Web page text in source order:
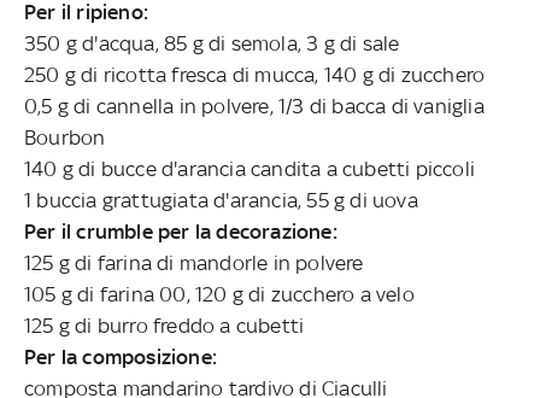
Per il ripieno:
350 g d'acqua, 85 g di semola, 3 g di sale
250 g di ricotta fresca di mucca, 140 g di zucchero
0,5 g di cannella in polvere, 1/3 di bacca di vaniglia
Bourbon
140 g di bucce d'arancia candita a cubetti piccoli
1 buccia grattugiata d'arancia, 55 g di uova
Per il crumble per la decorazione:
125 g di farina di mandorle in polvere
105 g di farina 00, 120 g di zucchero a velo
125 g di burro freddo a cubetti
Per la composizione:
composta mandarino tardivo di Ciaculli